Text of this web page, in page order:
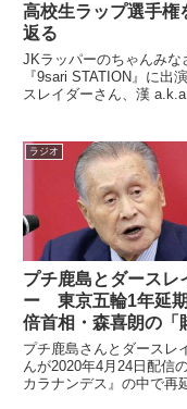
高校生ラップ選手権
返る
JKラッパーのちゃんみな
『9sari STATION』に出
スレイダーさん、漢
ました。※動画18：00あ
ら始まるトークパートの
しです...
ラジオ
プチ鹿島とダースレ
ー 東京五輪1年延
倍首相・森喜朗の「
を語る
プチ鹿島さんとダースレ
んが2020年4月24日配信
カラナンデス』の中で再